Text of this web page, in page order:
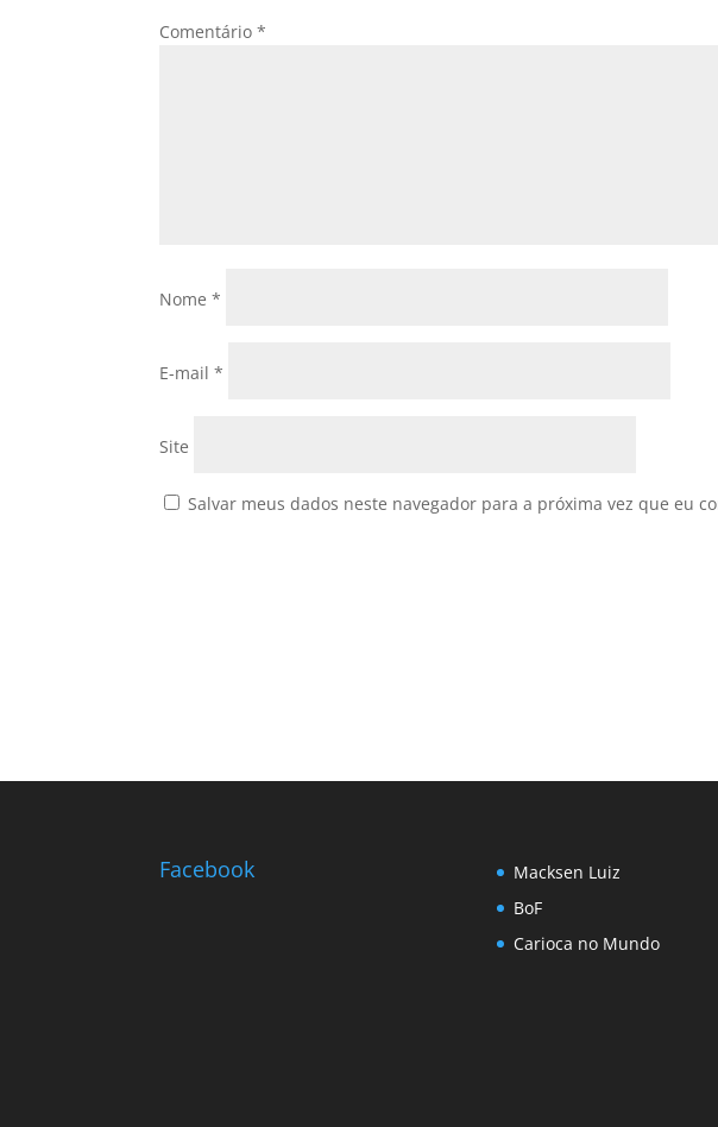
Comentário*
Nome*
E-mail*
Site
Salvar meus dados neste navegador para a próxima vez que eu
Facebook
Macksen Luiz
BoF
Carioca no Mundo